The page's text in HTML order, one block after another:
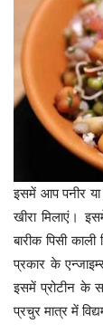
इसमें आप पनीर
खीरा मिलाएं।
बारीक पिसी
प्रकार के
इसमें प्रोटीन के
प्रचुर मात्र में